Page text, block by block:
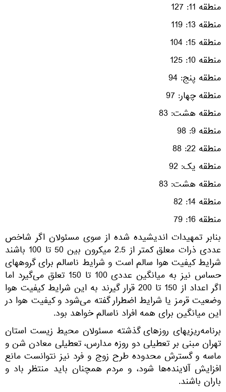
منطقه 11: 127
منطقه 13: 119
منطقه 15: 104
منطقه 10: 125
منطقه پنج: 94
منطقه چهار: 97
منطقه هشت: 83
منطقه 9: 98
منطقه 22: 88
منطقه یک: 92
منطقه هشت: 83
منطقه 14: 82
منطقه 16: 79
بنابر تمهیدات اندیشیده شده از سوی مسئولان اگر شاخص
عددی ذرات معلق کمتر از 2.5 میکرون بین 50 تا 100 باشند
شرایط کیفیت هوا سالم است و شرایط ناسالم برای گروههای
حساس نیز به میانگین عددی 100 تا 150 تعلق می‌گیرد اما
اگر اعداد از 150 تا 200 قرار گیرند به این شرایط کیفیت هوا
وضعیت قرمز یا شرایط اضطرار گفته می‌شود و کیفیت هوا در
این میانگین برای همه افراد ناسالم خواهد بود.
برنامه‌ریزیهای روزهای گذشته مسئولان محیط زیست استان
تهران مبنی بر تعطیلی دو روزه مدارس، تعطیلی معادن شن و
ماسه و گسترش محدوده طرح زوج و فرد نیز نتوانست مانع
افزایش آلاینده‌ها شود، و مردم همچنان باید منتظر باد و
باران باشند.